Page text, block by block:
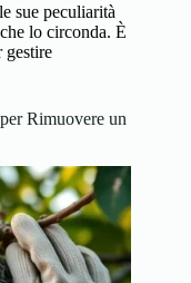
sue peculiarità
lo circonda. È
gestire
Rimuovere un